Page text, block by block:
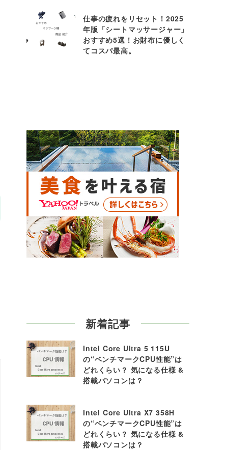
仕事の疲れをリセット！2025
年版「シートマッサージャー」
おすすめ5選！お財布に優しく
てコスパ最高。
新着記事
Intel Core Ultra 5 115U
の“ベンチマークCPU性能”は
どれくらい？ 気になる仕様 &
搭載パソコンは？
Intel Core Ultra X7 358H
の“ベンチマークCPU性能”は
どれくらい？ 気になる仕様 &
搭載パソコンは？